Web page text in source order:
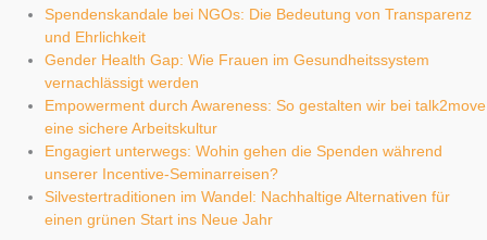
Spendenskandale bei NGOs: Die Bedeutung von Transparenz
und Ehrlichkeit
Gender Health Gap: Wie Frauen im Gesundheitssystem
vernachlässigt werden
Empowerment durch Awareness: So gestalten wir bei talk2move
eine sichere Arbeitskultur
Engagiert unterwegs: Wohin gehen die Spenden während
unserer Incentive-Seminarreisen?
Silvestertraditionen im Wandel: Nachhaltige Alternativen für
einen grünen Start ins Neue Jahr